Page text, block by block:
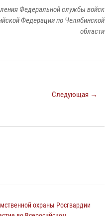
Федеральной службы войск
Федерации по Челябинской
области
Следующая →
охраны Росгвардии